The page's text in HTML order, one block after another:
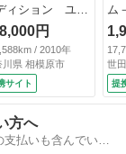
ィション ユー
買取車／アルパ
ナビ／テレビ／
クカメラ／フリ
ダウンモニター
ルーズコントロ
／両側パワース
ドドア／オート
コン／プッシュ
円
/ 2010年
川県 相模原市
サイト
ム
ナ
ー
Ｌ
Ｔ
ビ
ワ
世
提
方へ
払いも含んでいる